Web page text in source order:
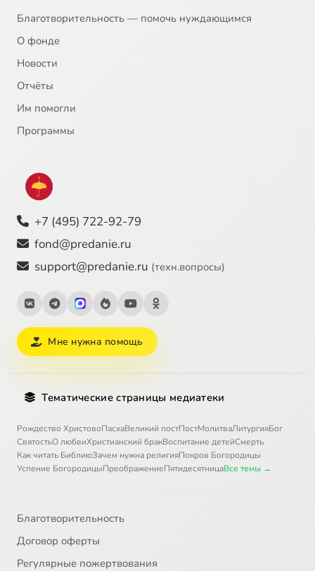
Благотворительность — помочь нуждающимся
О фонде
Новости
Отчёты
Им помогли
Программы
+7 (495) 722-92-79
fond@predanie.ru
support@predanie.ru (техн.вопросы)
Мне нужна помощь
Тематические страницы медиатеки
Рождество ХристовоПасхаВеликий постПостМолитваЛитургияБог
СвятостьО любвиХристианский бракВоспитание детейСмерть
Как читать БиблиюЗачем нужна религияПокров Богородицы
Успение БогородицыПреображениеПятидесятницаВсе темы →
Благотворительность
Договор оферты
Регулярные пожертвования